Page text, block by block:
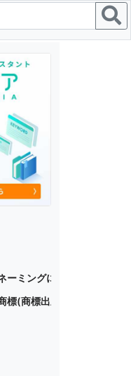
ーミングに含む商標
標(商標出願・登録商標)